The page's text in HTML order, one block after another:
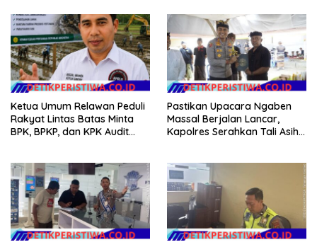
Ketua Umum Relawan Peduli
Rakyat Lintas Batas Minta
BPK, BPKP, dan KPK Audit
Aceh
Pastikan Upacara Ngaben
Massal Berjalan Lancar,
Kapolres Serahkan Tali Asih